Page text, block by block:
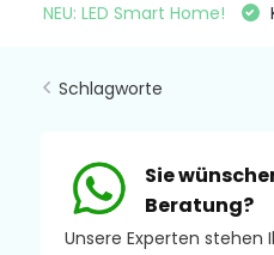
NEU: LED Smart Home!
Schlagworte
Sie
Beratung?
Unsere Experten stehen